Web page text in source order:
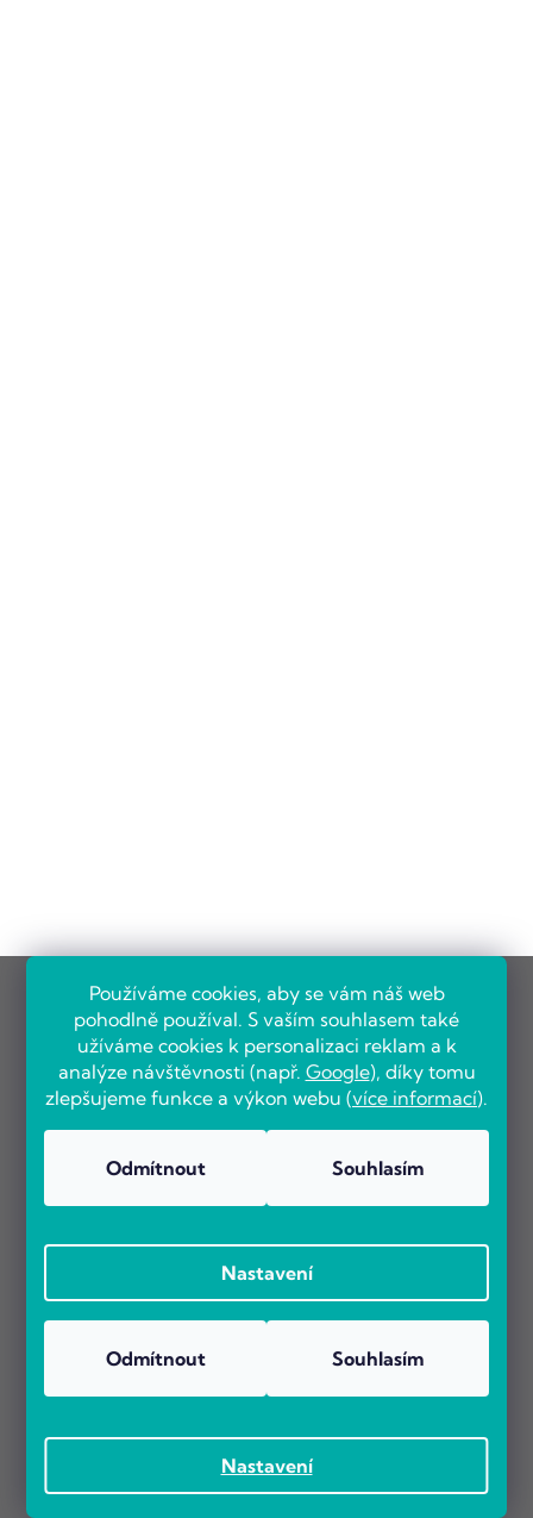
Používáme cookies, aby se vám náš web
pohodlně používal. S vaším souhlasem také
užíváme cookies k personalizaci reklam a k
analýze návštěvnosti (např. Google), díky tomu
zlepšujeme funkce a výkon webu (více informací).
Nastavení
Odmítnout Souhlasím
Nastavení
Odmítnout Souhlasím